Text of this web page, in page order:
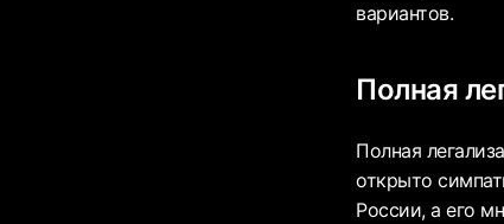
вариантов.
Полная
Полная
открыто
России, а его